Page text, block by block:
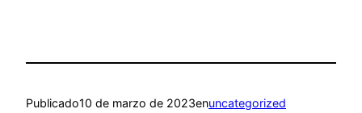
Publicado10 de marzo de 2023enuncategorized